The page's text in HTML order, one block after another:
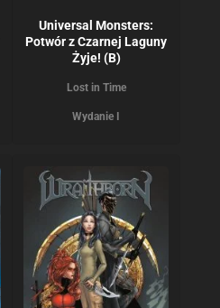
Universal Monsters:
Potwór z Czarnej Laguny
Żyje! (B)
Lost in Time
Wydanie I